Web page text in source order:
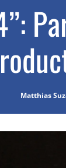
Matthias